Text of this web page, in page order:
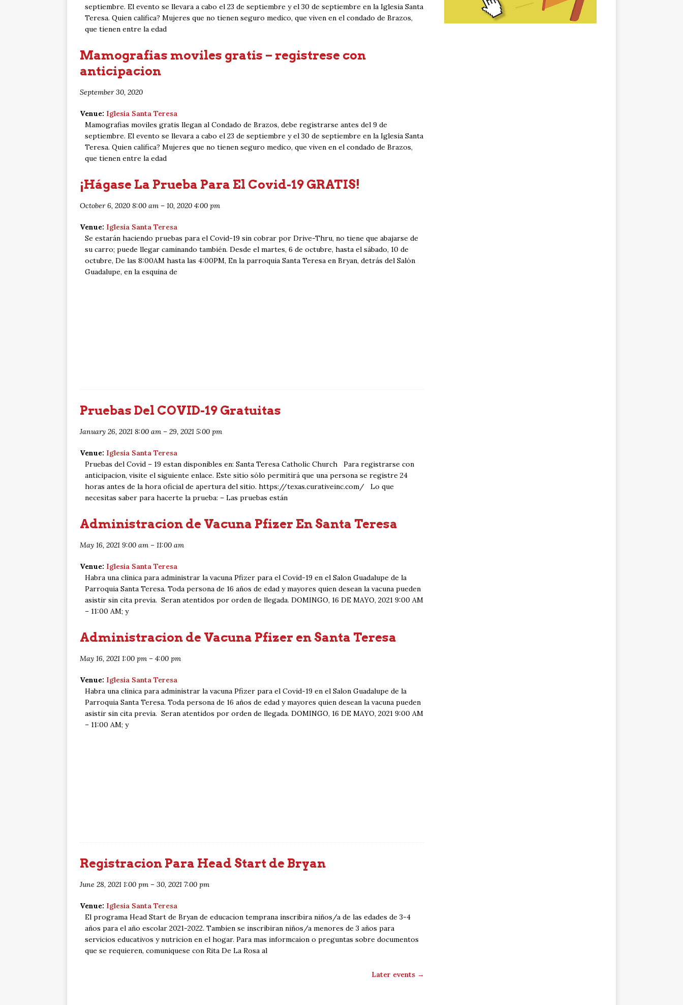
septiembre. El evento se llevara a cabo el 23 de septiembre y el 30 de septiembre en la Iglesia Santa
Teresa. Quien califica? Mujeres que no tienen seguro medico, que viven en el condado de Brazos,
que tienen entre la edad
Mamografias moviles gratis – registrese con
anticipacion
September 30, 2020
Venue: Iglesia Santa Teresa
Mamografias moviles gratis llegan al Condado de Brazos, debe registrarse antes del 9 de
septiembre. El evento se llevara a cabo el 23 de septiembre y el 30 de septiembre en la Iglesia Santa
Teresa. Quien califica? Mujeres que no tienen seguro medico, que viven en el condado de Brazos,
que tienen entre la edad
¡Hágase La Prueba Para El Covid-19 GRATIS!
October 6, 2020 8:00 am – 10, 2020 4:00 pm
Venue: Iglesia Santa Teresa
Se estarán haciendo pruebas para el Covid-19 sin cobrar por Drive-Thru, no tiene que abajarse de
su carro; puede llegar caminando también. Desde el martes, 6 de octubre, hasta el sábado, 10 de
octubre, De las 8:00AM hasta las 4:00PM, En la parroquia Santa Teresa en Bryan, detrás del Salón
Guadalupe, en la esquina de
Pruebas Del COVID-19 Gratuitas
January 26, 2021 8:00 am – 29, 2021 5:00 pm
Venue: Iglesia Santa Teresa
Pruebas del Covid – 19 estan disponibles en: Santa Teresa Catholic Church Para registrarse con
anticipacion, visite el siguiente enlace. Este sitio sólo permitirá que una persona se registre 24
horas antes de la hora oficial de apertura del sitio. https://texas.curativeinc.com/ Lo que
necesitas saber para hacerte la prueba: – Las pruebas están
Administracion de Vacuna Pfizer En Santa Teresa
May 16, 2021 9:00 am – 11:00 am
Venue: Iglesia Santa Teresa
Habra una clinica para administrar la vacuna Pfizer para el Covid-19 en el Salon Guadalupe de la
Parroquia Santa Teresa. Toda persona de 16 años de edad y mayores quien desean la vacuna pueden
asistir sin cita previa. Seran atentidos por orden de llegada. DOMINGO, 16 DE MAYO, 2021 9:00 AM
– 11:00 AM; y
Administracion de Vacuna Pfizer en Santa Teresa
May 16, 2021 1:00 pm – 4:00 pm
Venue: Iglesia Santa Teresa
Habra una clinica para administrar la vacuna Pfizer para el Covid-19 en el Salon Guadalupe de la
Parroquia Santa Teresa. Toda persona de 16 años de edad y mayores quien desean la vacuna pueden
asistir sin cita previa. Seran atentidos por orden de llegada. DOMINGO, 16 DE MAYO, 2021 9:00 AM
– 11:00 AM; y
Registracion Para Head Start de Bryan
June 28, 2021 1:00 pm – 30, 2021 7:00 pm
Venue: Iglesia Santa Teresa
El programa Head Start de Bryan de educacion temprana inscribira niños/a de las edades de 3-4
años para el año escolar 2021-2022. Tambien se inscribiran niños/a menores de 3 años para
servicios educativos y nutricion en el hogar. Para mas informcaion o preguntas sobre documentos
que se requieren, comuniquese con Rita De La Rosa al
Later events →